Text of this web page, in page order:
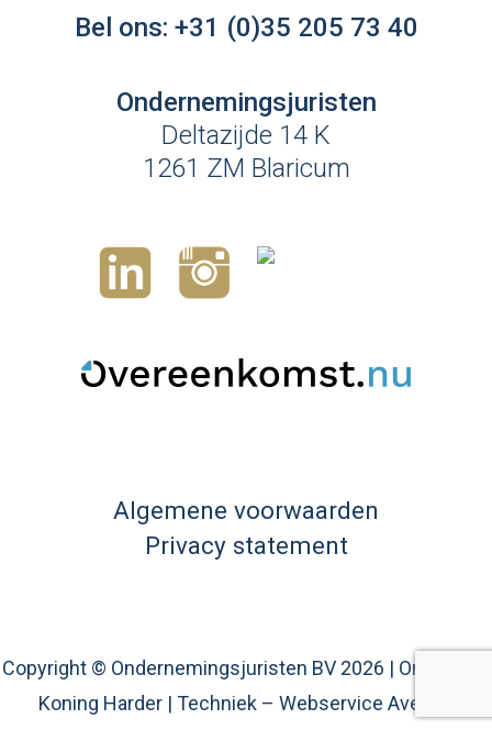
Bel ons: +31 (0)35 205 73 40
Ondernemingsjuristen
Deltazijde 14 K
1261 ZM Blaricum
Algemene voorwaarden
Privacy statement
Copyright © Ondernemingsjuristen BV 2026 | Ontwerp –
Koning Harder | Techniek – Webservice Avenue